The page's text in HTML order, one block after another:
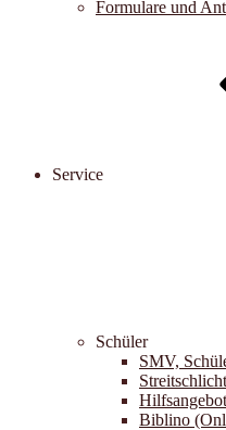
Formulare und
Service
Schüler
SMV,
Biblino